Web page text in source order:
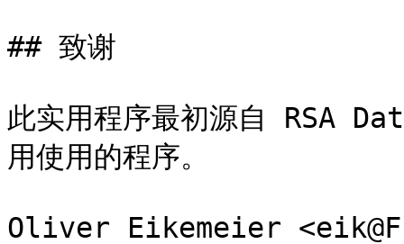
## 致谢
此实用程序最初源自 RSA
用使用的程序。
Oliver Eikemeier